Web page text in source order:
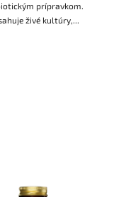
prípravkom.
živé kultúry,...